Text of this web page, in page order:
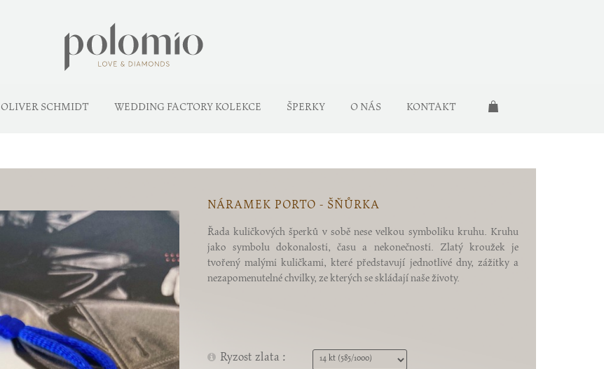
OLIVER SCHMIDT WEDDING FACTORY KOLEKCE ŠPERKY O NÁS KONTAKT
NÁRAMEK PORTO - ŠŇŮRKA
Řada kuličkových šperků v sobě nese velkou symboliku kruhu. Kruhu
jako symbolu dokonalosti, času a nekonečnosti. Zlatý kroužek je
tvořený malými kuličkami, které představují jednotlivé dny, zážitky a
nezapomenutelné chvilky, ze kterých se skládají naše životy.
Ryzost zlata :